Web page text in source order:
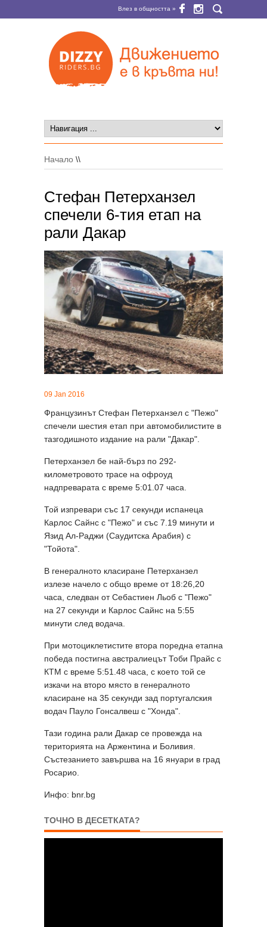
Влез в общността »
Начало \\
Стефан Петерханзел
спечели 6-тия етап на
рали Дакар
09 Jan 2016
Французинът Стефан Петерханзел с "Пежо"
спечели шестия етап при автомобилистите в
тазгодишното издание на рали "Дакар".
Петерханзел бе най-бърз по 292-
километровото трасе на офроуд
надпреварата с време 5:01.07 часа.
Той изпревари със 17 секунди испанеца
Карлос Сайнс с "Пежо" и със 7.19 минути и
Язид Ал-Раджи (Саудитска Арабия) с
"Тойота".
В генералното класиране Петерханзел
излезе начело с общо време от 18:26,20
часа, следван от Себастиен Льоб с "Пежо"
на 27 секунди и Карлос Сайнс на 5:55
минути след водача.
При мотоциклетистите втора поредна етапна
победа постигна австралиецът Тоби Прайс с
КТМ с време 5:51.48 часа, с което той се
изкачи на второ място в генералното
класиране на 35 секунди зад португалския
водач Пауло Гонсалвеш с "Хонда".
Тази година рали Дакар се провежда на
територията на Аржентина и Боливия.
Състезанието завършва на 16 януари в град
Росарио.
Инфо: bnr.bg
ТОЧНО В ДЕСЕТКАТА?